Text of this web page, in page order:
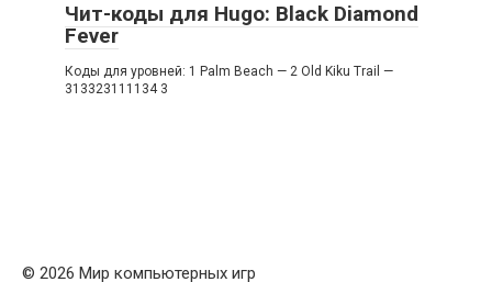
Чит-коды для Hugo: Black Diamond
Fever
Коды для уровней: 1 Palm Beach — 2 Old Kiku Trail —
313323111134 3
© 2026 Мир компьютерных игр